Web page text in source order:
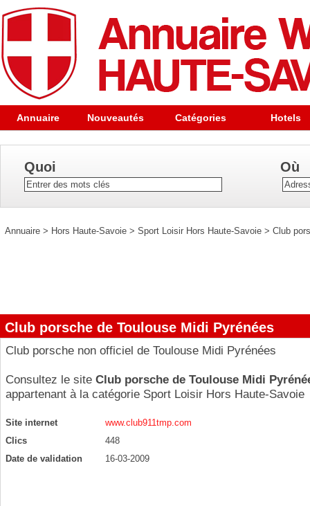
Annuaire Nouveautés Catégories Hotels
Quoi Où
Annuaire > Hors Haute-Savoie > Sport Loisir Hors Haute-Savoie > Club
Club porsche de Toulouse Midi Pyrénées
Club porsche non officiel de Toulouse Midi Pyrénées
Consultez le site Club porsche de Toulouse Midi
appartenant à la catégorie Sport Loisir Hors Haute-Savoie
Site internet
www.club911tmp.com
Clics
448
Date de validation
16-03-2009